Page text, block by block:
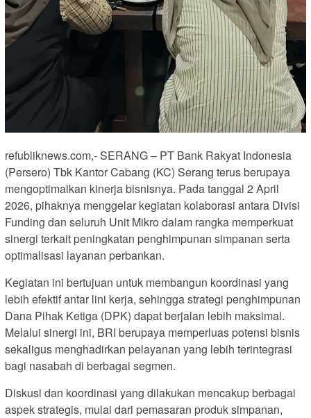
refubliknews.com,- SERANG – PT Bank Rakyat Indonesia
(Persero) Tbk Kantor Cabang (KC) Serang terus berupaya
mengoptimalkan kinerja bisnisnya. Pada tanggal 2 April
2026, pihaknya menggelar kegiatan kolaborasi antara Divisi
Funding dan seluruh Unit Mikro dalam rangka memperkuat
sinergi terkait peningkatan penghimpunan simpanan serta
optimalisasi layanan perbankan.
Kegiatan ini bertujuan untuk membangun koordinasi yang
lebih efektif antar lini kerja, sehingga strategi penghimpunan
Dana Pihak Ketiga (DPK) dapat berjalan lebih maksimal.
Melalui sinergi ini, BRI berupaya memperluas potensi bisnis
sekaligus menghadirkan pelayanan yang lebih terintegrasi
bagi nasabah di berbagai segmen.
Diskusi dan koordinasi yang dilakukan mencakup berbagai
aspek strategis, mulai dari pemasaran produk simpanan,